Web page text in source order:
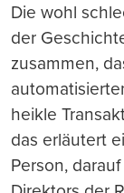
Die wohl
der
zusammen,
heikle
das erläutert
Person,